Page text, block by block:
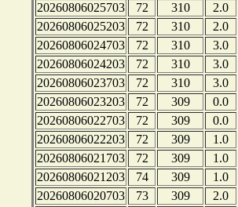
20260806025703
72 310
2.0
20260806025203
72 310
2.0
20260806024703
72 310
3.0
20260806024203
72 310
3.0
20260806023703
72 310
3.0
20260806023203
72 309
0.0
20260806022703
72 309
0.0
20260806022203
72 309
1.0
20260806021703
72 309
1.0
20260806021203
74 309
1.0
20260806020703
73 309
2.0